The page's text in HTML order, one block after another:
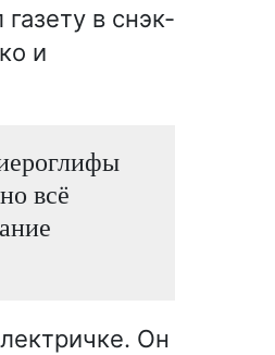
в снэк-
и
всё
Он